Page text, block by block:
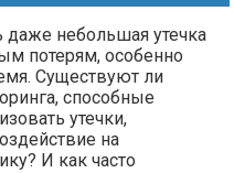
даже небольшая утечка
потерям, особенно
Существуют ли
способные
утечки,
на
И как часто